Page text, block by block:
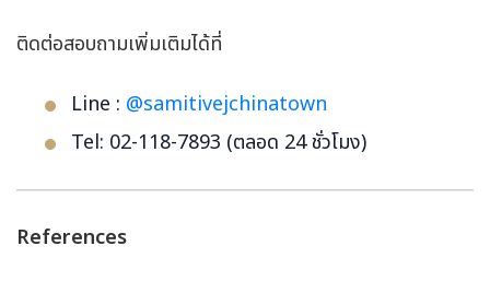
ติดต่อสอบถามเพิ่มเติมได้ที่
Line : @samitivejchinatown
Tel: 02-118-7893 (ตลอด 24 ชั่วโมง)
References